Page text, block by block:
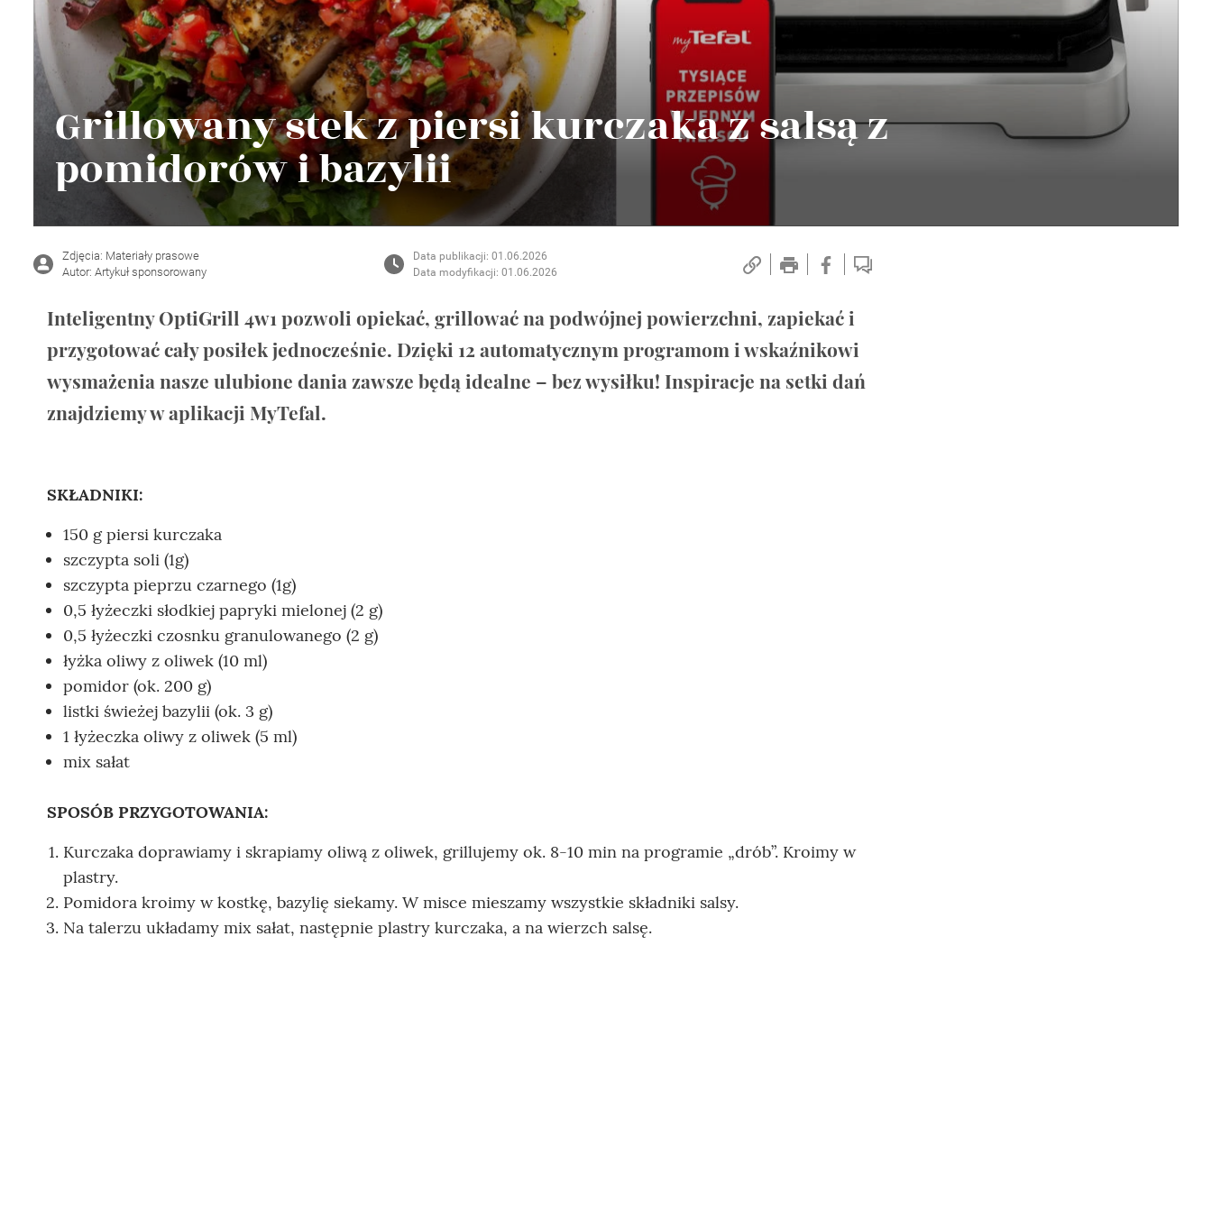
Wellnes
DIY
Grillowany stek z piersi kurczaka z salsą z
pomidorów i bazylii
Zdjęcia: Materiały prasowe
Autor: Artykuł sponsorowany
Data publikacji: 01.06.2026
Data modyfikacji: 01.06.2026
Inteligentny OptiGrill 4w1 pozwoli opiekać, grillować na podwójnej powierzchni, zapiekać i
przygotować cały posiłek jednocześnie. Dzięki 12 automatycznym programom i wskaźnikowi
wysmażenia nasze ulubione dania zawsze będą idealne – bez wysiłku! Inspiracje na setki dań
znajdziemy w aplikacji MyTefal.
SKŁADNIKI:
150 g piersi kurczaka
szczypta soli (1g)
szczypta pieprzu czarnego (1g)
0,5 łyżeczki słodkiej papryki mielonej (2 g)
0,5 łyżeczki czosnku granulowanego (2 g)
łyżka oliwy z oliwek (10 ml)
pomidor (ok. 200 g)
listki świeżej bazylii (ok. 3 g)
1 łyżeczka oliwy z oliwek (5 ml)
mix sałat
SPOSÓB PRZYGOTOWANIA:
Kurczaka doprawiamy i skrapiamy oliwą z oliwek, grillujemy ok. 8-10 min na programie „drób”. Kroimy w
plastry.
Pomidora kroimy w kostkę, bazylię siekamy. W misce mieszamy wszystkie składniki salsy.
Na talerzu układamy mix sałat, następnie plastry kurczaka, a na wierzch salsę.